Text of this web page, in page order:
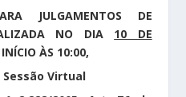
JULGAMENTOS DE
NO DIA 10 DE
ÀS 10:00,
Virtual